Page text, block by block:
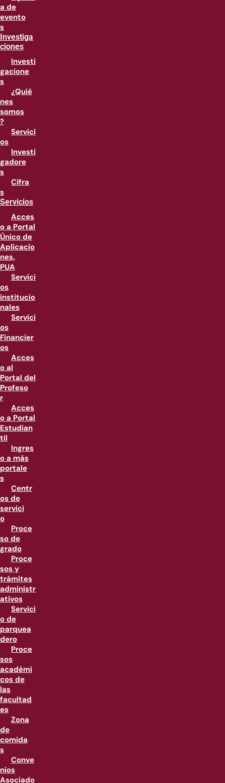
a de
evento
s
Investiga
ciones
Investi
gacione
s
¿Quié
nes
somos
?
Servici
os
Investi
gadore
s
Cifra
s
Servicios
Acces
o a Portal
Único de
Aplicacio
nes,
PUA
Servici
os
institucio
nales
Servici
os
Financier
os
Acces
o al
Portal del
Profeso
r
Acces
o a Portal
Estudian
til
Ingres
o a más
portale
s
Centr
os de
servici
o
Proce
so de
grado
Proce
sos y
trámites
administr
ativos
Servici
o de
parquea
dero
Proce
sos
académi
cos de
las
facultad
es
Zona
de
comida
s
Conve
nios
Asociado